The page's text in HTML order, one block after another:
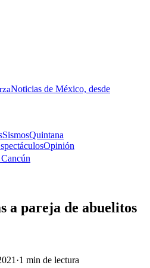
Noticias de México, desde
SismosQuintana
Opinión
Cancún
a pareja de abuelitos
·1 min de lectura